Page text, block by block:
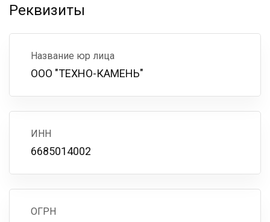
Реквизиты
Название юр лица
ООО "ТЕХНО-КАМЕНЬ"
ИНН
6685014002
ОГРН